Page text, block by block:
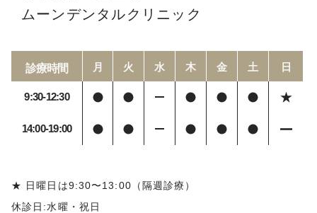
ムーンデンタルクリニック
診療時間 月 火 水 木 金 土 日
9:30-12:30
14:00-19:00
★ 日曜日は9:30〜13:00（隔週診療）
休診日:水曜・祝日